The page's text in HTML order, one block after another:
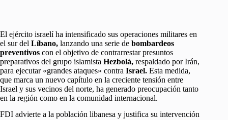
El ejército israelí ha intensificado sus operaciones militares en
el sur del Líbano, lanzando una serie de bombardeos
preventivos con el objetivo de contrarrestar presuntos
preparativos del grupo islamista Hezbolá, respaldado por Irán,
para ejecutar «grandes ataques» contra Israel. Esta medida,
que marca un nuevo capítulo en la creciente tensión entre
Israel y sus vecinos del norte, ha generado preocupación tanto
en la región como en la comunidad internacional.
FDI advierte a la población libanesa y justifica su intervención